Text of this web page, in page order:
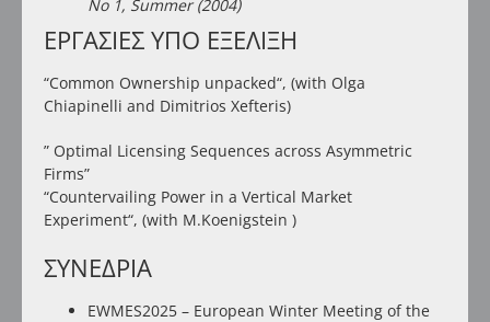
No 1, Summer (2004)
ΕΡΓΑΣΙΕΣ ΥΠΟ ΕΞΕΛΙΞΗ
“Common Ownership unpacked“, (with Olga
Chiapinelli and Dimitrios Xefteris)
” Optimal Licensing Sequences across Asymmetric
Firms”
“Countervailing Power in a Vertical Market
Experiment“, (with M.Koenigstein )
ΣΥΝΕΔΡΙΑ
EWMES2025 – European Winter Meeting of the